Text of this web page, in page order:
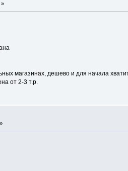
»
магазинах, дешево и для начала
от 2-3 т.р.